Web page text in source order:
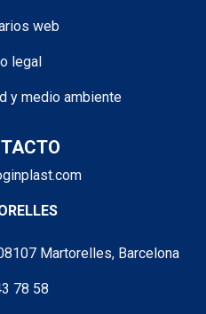
web
legal
y medio ambiente
Martorelles, Barcelona
78 58